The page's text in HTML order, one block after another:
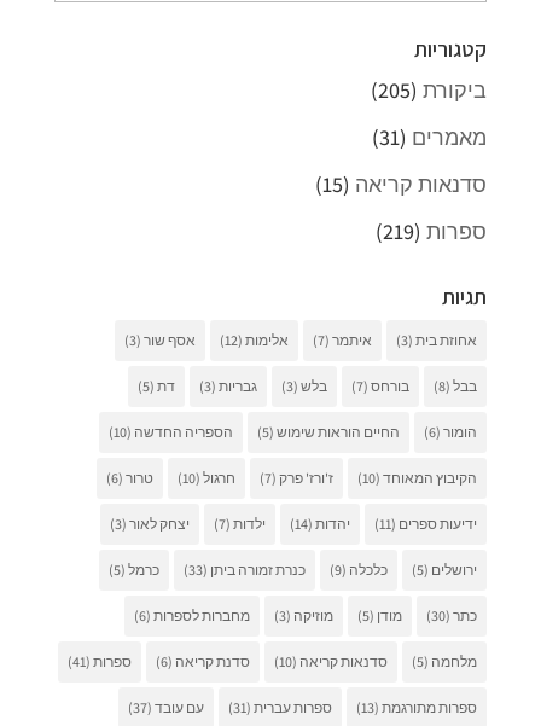
קטגוריות
ביקורת(205)
מאמרים (31)
סדנאות קריאה (15)
ספרות(219)
תגיות
אחוזת בית(3) איתמר(7) אלימות(12) אסף שור(3)
בבל(8) בורחס(7) בלש(3) גבריות(3) דת(5)
הומור(6) החיים הוראות שימוש(5) הספריה החדשה (10)
הקיבוץ המאוחד(10) ז'ורז' פרק(7) חרגול(10) טרור(6)
ידיעות ספרים (11) יהדות(14) ילדות(7) יצחק לאור(3)
ירושלים (5) כלכלה (9) כנרת זמורה ביתן (33) כרמל(5)
כתר(30) מודן (5) מוזיקה (3) מחברות לספרות(6)
מלחמה (5) סדנאות קריאה (10) סדנת קריאה (6) ספרות(41)
ספרות מתורגמת(13) ספרות עברית(31) עם עובד(37)